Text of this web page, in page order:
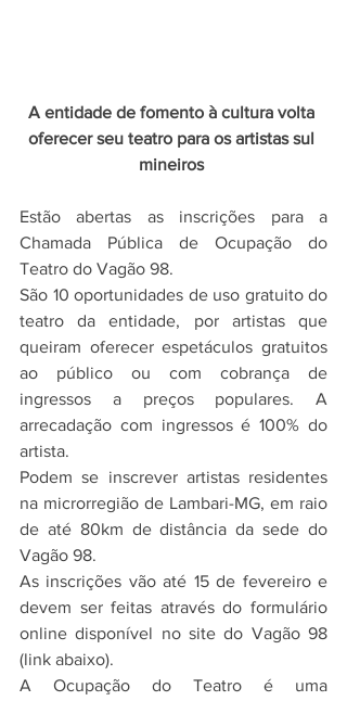
A entidade de fomento à cultura volta
oferecer seu teatro para os artistas sul
mineiros
Estão abertas as inscrições para a
Chamada Pública de Ocupação do
Teatro do Vagão 98.
São 10 oportunidades de uso gratuito do
teatro da entidade, por artistas que
queiram oferecer espetáculos gratuitos
ao público ou com cobrança de
ingressos a preços populares. A
arrecadação com ingressos é 100% do
artista.
Podem se inscrever artistas residentes
na microrregião de Lambari-MG, em raio
de até 80km de distância da sede do
Vagão 98.
As inscrições vão até 15 de fevereiro e
devem ser feitas através do formulário
online disponível no site do Vagão 98
(link abaixo).
A Ocupação do Teatro é uma